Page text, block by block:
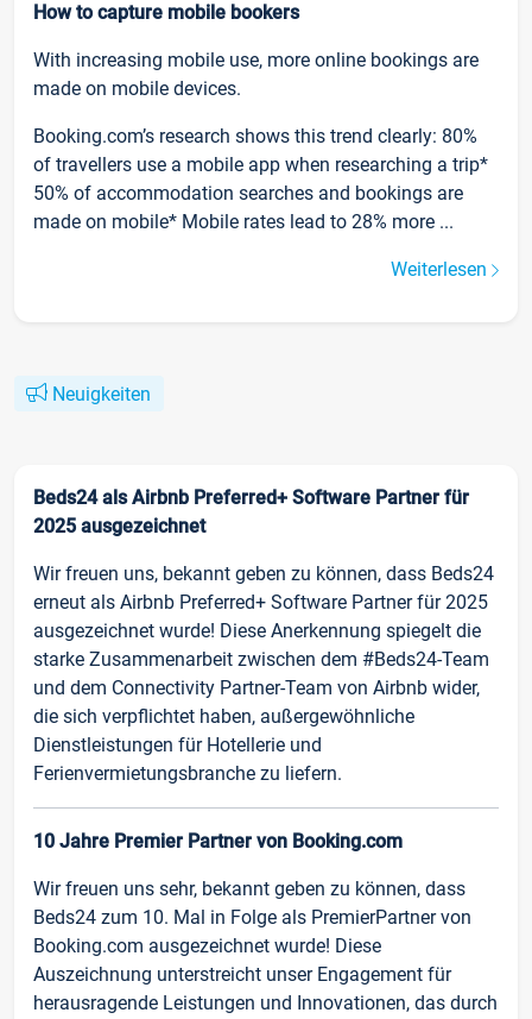
How to capture mobile bookers
With increasing mobile use, more online bookings are
made on mobile devices.
Booking.com’s research shows this trend clearly: 80%
of travellers use a mobile app when researching a trip*
50% of accommodation searches and bookings are
made on mobile* Mobile rates lead to 28% more ...
Weiterlesen
Neuigkeiten
Beds24 als Airbnb Preferred+ Software Partner für
2025 ausgezeichnet
Wir freuen uns, bekannt geben zu können, dass Beds24
erneut als Airbnb Preferred+ Software Partner für 2025
ausgezeichnet wurde! Diese Anerkennung spiegelt die
starke Zusammenarbeit zwischen dem #Beds24-Team
und dem Connectivity Partner-Team von Airbnb wider,
die sich verpflichtet haben, außergewöhnliche
Dienstleistungen für Hotellerie und
Ferienvermietungsbranche zu liefern.
10 Jahre Premier Partner von Booking.com
Wir freuen uns sehr, bekannt geben zu können, dass
Beds24 zum 10. Mal in Folge als PremierPartner von
Booking.com ausgezeichnet wurde! Diese
Auszeichnung unterstreicht unser Engagement für
herausragende Leistungen und Innovationen, das durch